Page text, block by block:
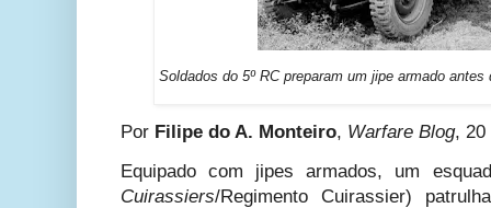
Soldados do 5º RC preparam um jipe ​​armado
Por Filipe do A. Monteiro, Warfare Blog, 20
Equipado com jipes armados, um
Cuirassiers/Regimento Cuirassier)